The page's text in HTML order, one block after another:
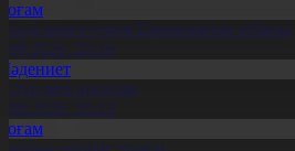
өнеге еткен Ерниязовтар отбасы
20:16
мен креатив
20:13